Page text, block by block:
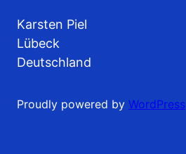
Karsten Piel
Lübeck
Deutschland
Proudly powered by WordPress